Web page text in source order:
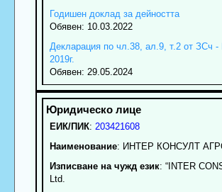
Годишен доклад за дейността
Обявен: 10.03.2022
Декларация по чл.38, ал.9, т.2 от ЗСч -
2019г.
Обявен: 29.05.2024
ЕИК/ПИК: 203421608
Наименование: ИНТЕР КОНСУЛТ
Изписване на чужд език: “INTER
Ltd.